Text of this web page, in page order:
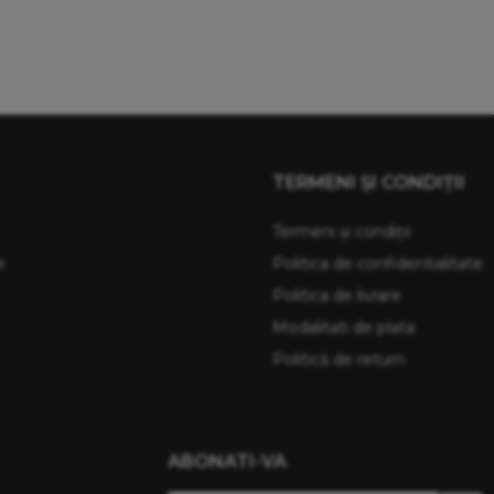
TERMENI ŞI CONDIŢII
Termeni şi condiţii
Politica de confidentialitate
Politica de livrare
Modalitati de plata
Politică de return
ABONATI-VA